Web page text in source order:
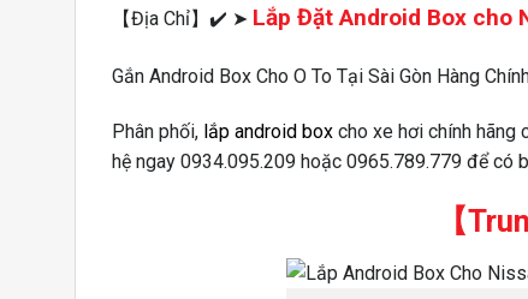
【Địa Chỉ】✔️ ➤ Lắp Đặt Android Box cho
Gắn Android Box Cho O To Tại Sài Gòn Hàng
Phân phối, lắp android box cho xe hơi chính hãng
hệ ngay 0934.095.209 hoặc 0965.789.779 để có
【